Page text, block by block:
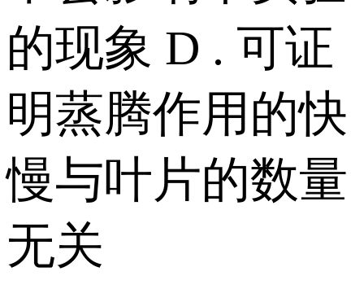
的现象 D . 可证
明蒸腾作用的快
慢与叶片的数量
无关